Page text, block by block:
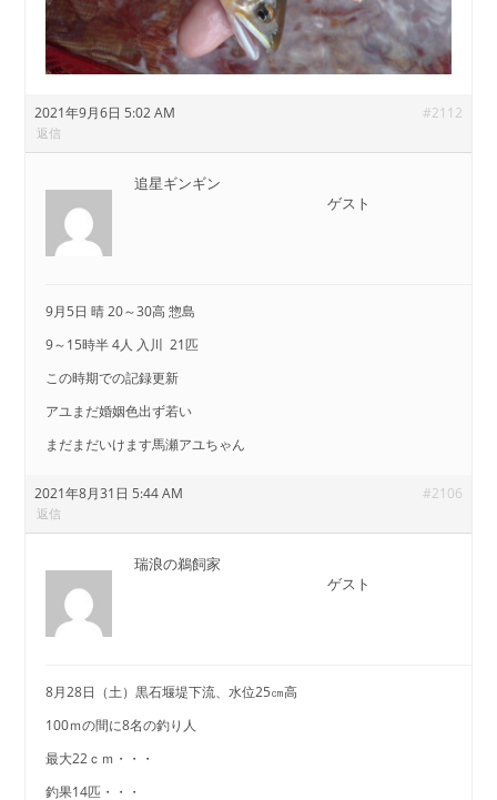
2021年9月6日 5:02 AM #2112
返信
追星ギンギン
ゲスト
9月5日 晴 20～30高 惣島
9～15時半 4人 入川 21匹
この時期での記録更新
アユまだ婚姻色出ず若い
まだまだいけます馬瀬アユちゃん
2021年8月31日 5:44 AM #2106
返信
瑞浪の鵜飼家
ゲスト
8月28日（土）黒石堰堤下流、水位25㎝高
100ｍの間に8名の釣り人
最大22ｃｍ・・・
釣果14匹・・・